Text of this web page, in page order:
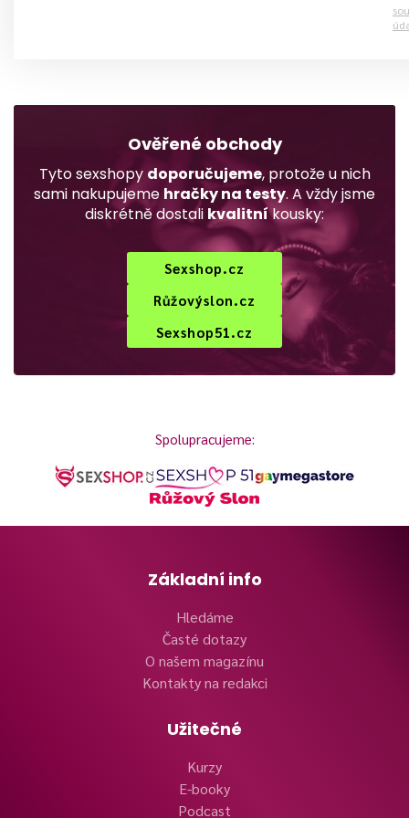
Ověřené obchody
Tyto sexshopy doporučujeme, protože u nich
sami nakupujeme hračky na testy. A vždy jsme
diskrétně dostali kvalitníkousky:
Sexshop.cz
Růžovýslon.cz
Sexshop51.cz
Spolupracujeme:
Základní info
Hledáme
Časté dotazy
O našem magazínu
Kontakty na redakci
Užitečné
Kurzy
E-booky
Podcast